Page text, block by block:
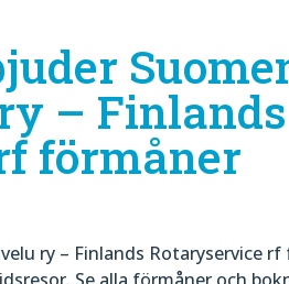
– Finlands
förmåner
ry – Finlands Rotaryservice